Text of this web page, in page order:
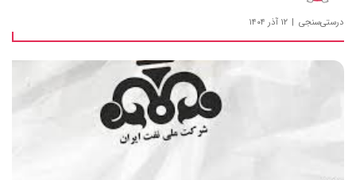
درستی‌سنجی ۱۲ آذر ۱۴۰۴